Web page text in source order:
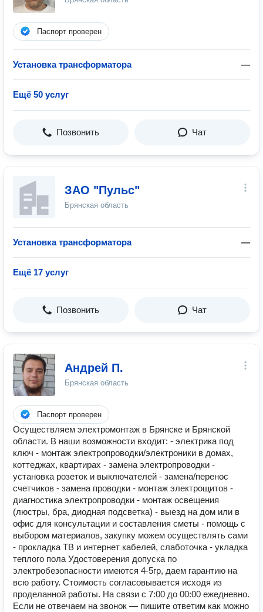
Паспорт проверен
Установка трансформатора —
Ещё 50 услуг
Позвонить Чат
ЗАО "Пульс"
Брянская область
Установка трансформатора —
Ещё 17 услуг
Позвонить Чат
Андрей П.
Брянская область
Паспорт проверен
Осуществляем электромонтаж в Брянске и Брянской
области. В наши возможности входит: - электрика под
ключ - монтаж электропроводки/электроники в домах,
коттеджах, квартирах - замена электропроводки -
установка розеток и выключателей - замена/перенос
счетчиков - замена проводки - монтаж электрощитов -
диагностика электропроводки - монтаж освещения
(люстры, бра, диодная подсветка) - выезд на дом или в
офис для консультации и составления сметы - помощь с
выбором материалов, закупку можем осуществлять сами
- прокладка ТВ и интернет кабелей, слаботочка - укладка
теплого пола Удостоверения допуска по
электробезопасности имеются 4-5гр, даем гарантию на
всю работу. Стоимость согласовывается исходя из
проделанной работы. На связи с 7:00 до 00:00 ежедневно.
Если не отвечаем на звонок — пишите ответим как можно